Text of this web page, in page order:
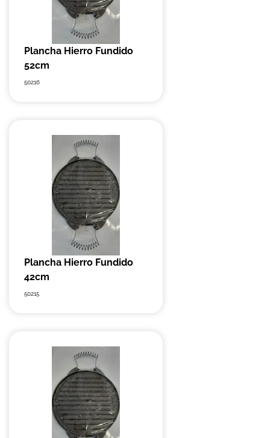
Plancha Hierro Fundido
52cm
50216
Plancha Hierro Fundido
42cm
50215